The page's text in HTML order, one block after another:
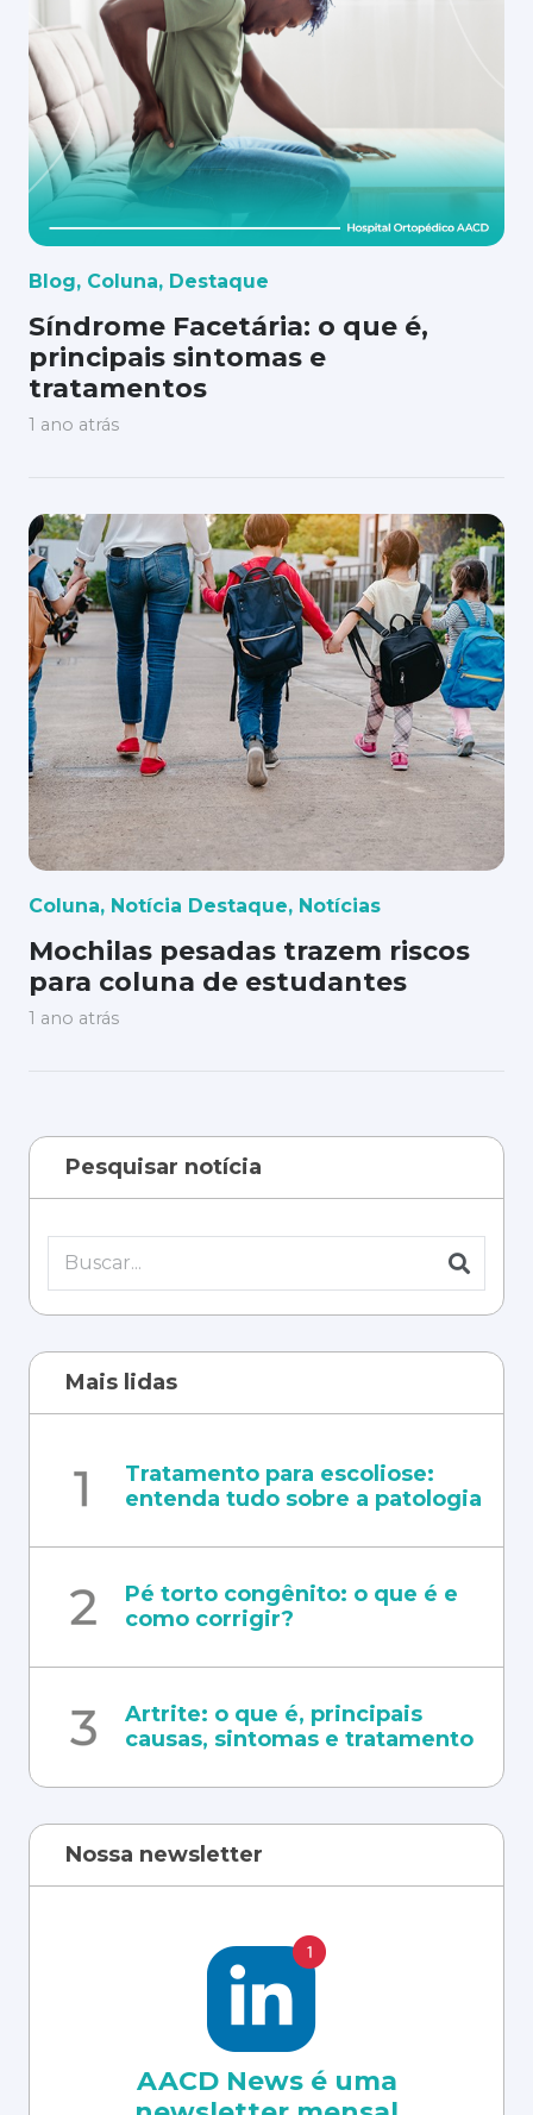
Blog, Coluna, Destaque
Síndrome Facetária: o que é,
principais sintomas e
tratamentos
1 ano atrás
Coluna, Notícia Destaque, Notícias
Mochilas pesadas trazem riscos
para coluna de estudantes
1 ano atrás
Pesquisar notícia
Mais lidas
Tratamento para escoliose:
entenda tudo sobre a patologia
Pé torto congênito: o que é e
como corrigir?
Artrite: o que é, principais
causas, sintomas e tratamento
Nossa newsletter
AACD News é uma